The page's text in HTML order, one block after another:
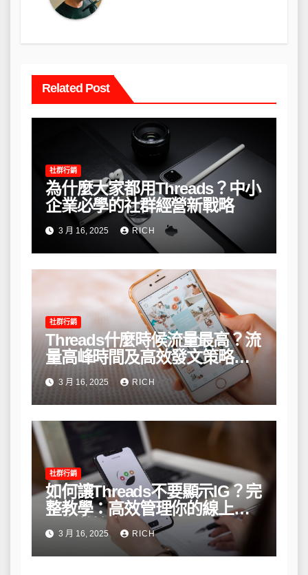
Related Post
社群行銷
為什麼大家都用Threads？中小
企業必學的社群經營新戰略
3 月 16, 2025 RICH
社群行銷
Threads什麼時候流量最高？流
量高峰時間及高效發文策略攻
略3 月 16, 2025 RICH
社群行銷
如何讓Threads不要顯示IG？完
整教學：高效管理你的線上隱
私與數據安全
3 月 16, 2025 RICH